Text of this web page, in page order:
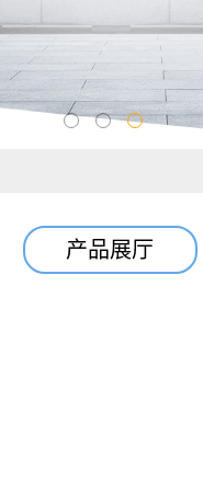
产品展厅